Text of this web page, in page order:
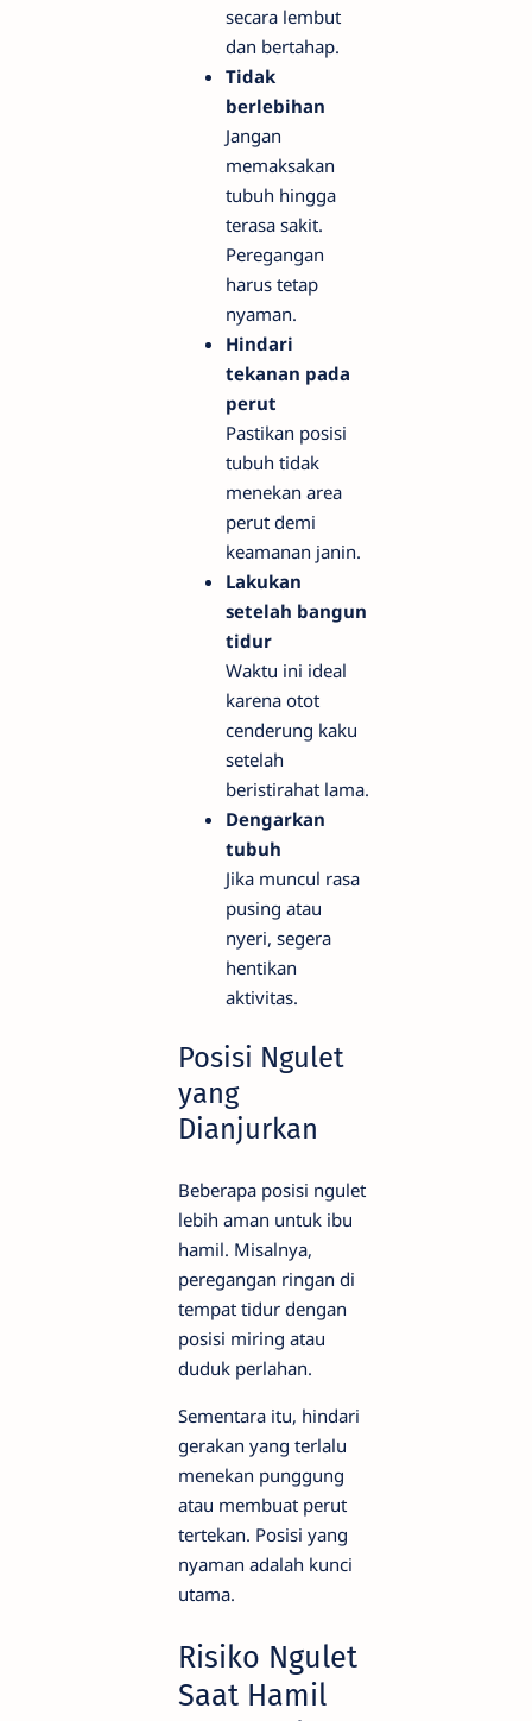
secara lembut
dan bertahap.
Tidak
berlebihan
Jangan
memaksakan
tubuh hingga
terasa sakit.
Peregangan
harus tetap
nyaman.
Hindari
tekanan pada
perut
Pastikan posisi
tubuh tidak
menekan area
perut demi
keamanan janin.
Lakukan
setelah bangun
tidur
Waktu ini ideal
karena otot
cenderung kaku
setelah
beristirahat lama.
Dengarkan
tubuh
Jika muncul rasa
pusing atau
nyeri, segera
hentikan
aktivitas.
Posisi Ngulet
yang
Dianjurkan
Beberapa posisi ngulet
lebih aman untuk ibu
hamil. Misalnya,
peregangan ringan di
tempat tidur dengan
posisi miring atau
duduk perlahan.
Sementara itu, hindari
gerakan yang terlalu
menekan punggung
atau membuat perut
tertekan. Posisi yang
nyaman adalah kunci
utama.
Risiko Ngulet
Saat Hamil